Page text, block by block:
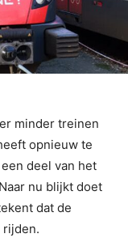
minder treinen
opnieuw te
deel van het
nu blijkt doet
dat de
rijden.